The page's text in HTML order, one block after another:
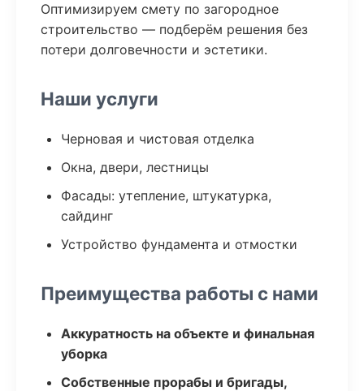
Оптимизируем смету по загородное
строительство — подберём решения без
потери долговечности и эстетики.
Наши услуги
Черновая и чистовая отделка
Окна, двери, лестницы
Фасады: утепление, штукатурка,
сайдинг
Устройство фундамента и отмостки
Преимущества работы с нами
Аккуратность на объекте и финальная
уборка
Собственные прорабы и бригады,